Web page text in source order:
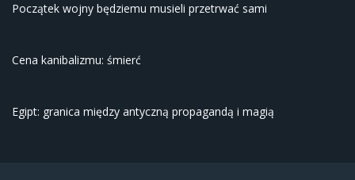
Początek wojny będziemu musieli przetrwać sami
Cena kanibalizmu: śmierć
Egipt: granica między antyczną propagandą i magią